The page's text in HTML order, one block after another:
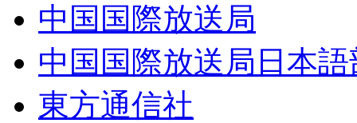
中国国際放送局
中国国際放送局日本語
東方通信社